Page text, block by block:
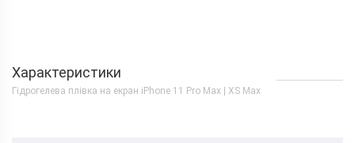
Характеристики
Гідрогелева плівка на екран iPhone 11 Pro Max | XS Max